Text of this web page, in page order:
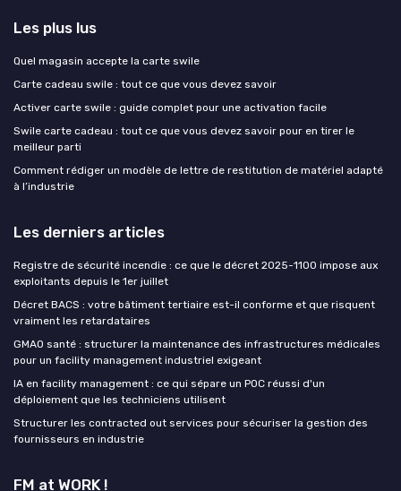
Les plus lus
Quel magasin accepte la carte swile
Carte cadeau swile : tout ce que vous devez savoir
Activer carte swile : guide complet pour une activation facile
Swile carte cadeau : tout ce que vous devez savoir pour en tirer le
meilleur parti
Comment rédiger un modèle de lettre de restitution de matériel adapté
à l’industrie
Les derniers articles
Registre de sécurité incendie : ce que le décret 2025-1100 impose aux
exploitants depuis le 1er juillet
Décret BACS : votre bâtiment tertiaire est-il conforme et que risquent
vraiment les retardataires
GMAO santé : structurer la maintenance des infrastructures médicales
pour un facility management industriel exigeant
IA en facility management : ce qui sépare un POC réussi d'un
déploiement que les techniciens utilisent
Structurer les contracted out services pour sécuriser la gestion des
fournisseurs en industrie
FM at WORK !